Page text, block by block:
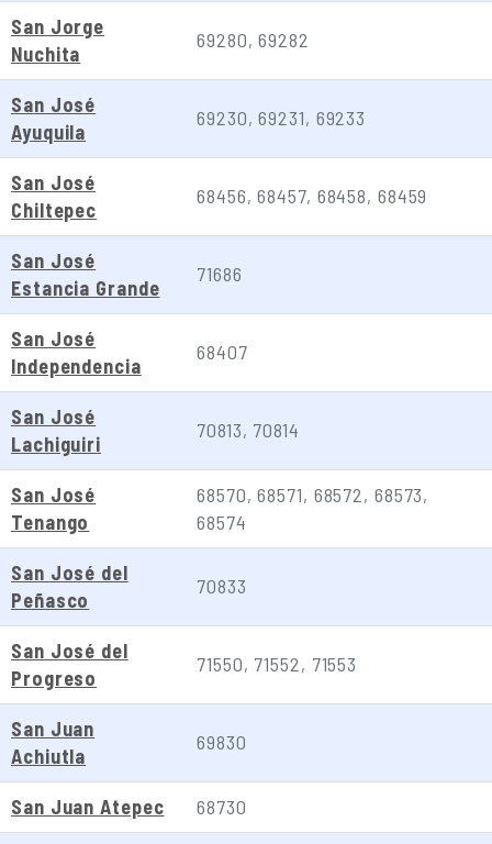
San Jorge
Nuchita
69280, 69282
San José
Ayuquila
69230, 69231, 69233
San José
Chiltepec
68456, 68457, 68458, 68459
San José
Estancia Grande
71686
San José
Independencia
68407
San José
Lachiguiri
70813, 70814
San José
Tenango
68570, 68571, 68572, 68573,
68574
San José del
Peñasco
70833
San José del
Progreso
71550, 71552, 71553
San Juan
Achiutla
69830
San Juan Atepec 68730